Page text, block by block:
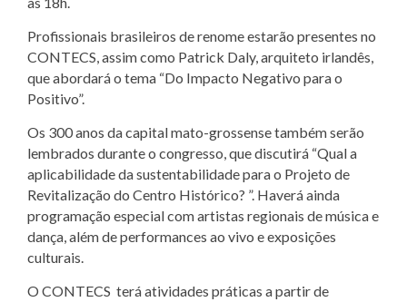
Profissionais brasileiros de renome estarão presentes no
CONTECS, assim como Patrick Daly, arquiteto irlandês,
que abordará o tema “Do Impacto Negativo para o
Positivo”.
Os 300 anos da capital mato-grossense também serão
lembrados durante o congresso, que discutirá “Qual a
aplicabilidade da sustentabilidade para o Projeto de
Revitalização do Centro Histórico? ”. Haverá ainda
programação especial com artistas regionais de música e
dança, além de performances ao vivo e exposições
culturais.
O CONTECS terá atividades práticas a partir de